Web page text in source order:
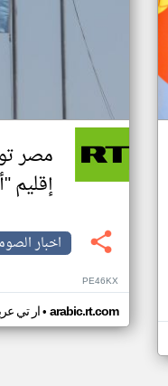
مصر
اخبار
PE46KX
ار تي• arabic.rt.com